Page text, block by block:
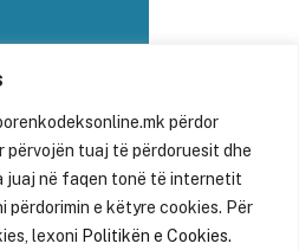
përdor
përvojën tuaj të përdoruesit dhe
juaj në faqen tonë të internetit
përdorimin e këtyre cookies. Për
lexoni Politikën e Cookies.